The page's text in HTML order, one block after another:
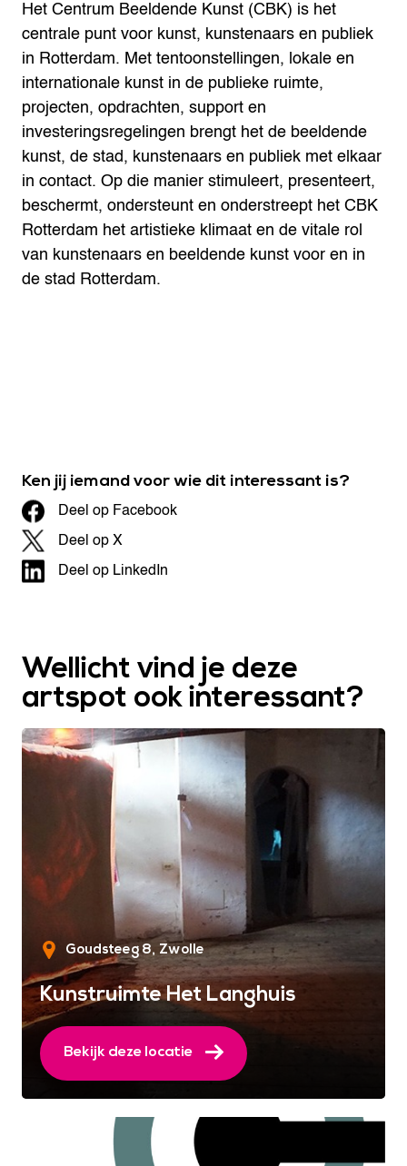
Het Centrum Beeldende Kunst (CBK) is het
centrale punt voor kunst, kunstenaars en publiek
in Rotterdam. Met tentoonstellingen, lokale en
internationale kunst in de publieke ruimte,
projecten, opdrachten, support en
investeringsregelingen brengt het de beeldende
kunst, de stad, kunstenaars en publiek met elkaar
in contact. Op die manier stimuleert, presenteert,
beschermt, ondersteunt en onderstreept het CBK
Rotterdam het artistieke klimaat en de vitale rol
van kunstenaars en beeldende kunst voor en in
de stad Rotterdam.
Ken jij iemand voor wie dit interessant is?
Deel op Facebook
Deel op X
Deel op LinkedIn
Wellicht vind je deze
artspot ook interessant?
Goudsteeg 8 Zwolle
Kunstruimte Het Langhuis
Bekijk deze locatie